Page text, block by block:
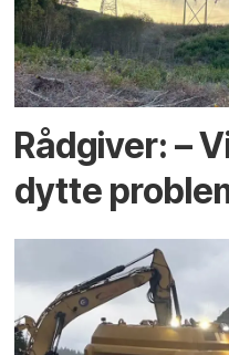
Rådgiver: –
dytte